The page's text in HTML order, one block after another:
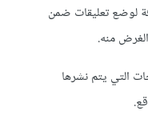
لوضع تعليقات ضمن
منه.
التي يتم نشرها